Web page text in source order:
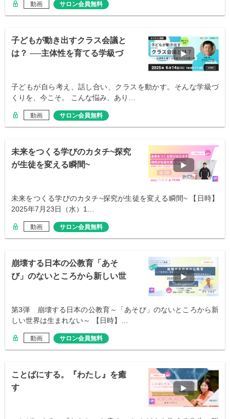
動画 サロン会員無料
子どもが動き出すクラス会議と
は？ ──主体性を育てる学級づ
子どもが自ら考え、話し合い、クラスを動かす。そんな学級づ
くりを、今こそ。 こんな悩み、あり…
動画 サロン会員無料
未来をつくる学びのカタチ~探究
が生徒を変える瞬間~
未来をつくる学びのカタチ~探究が生徒を変える瞬間~ 【日時】
2025年7月23日（水）1…
動画 サロン会員無料
崩壊する日本の公教育「あそ
び」のないところから新しい世
第3弾 崩壊する日本の公教育～「あそび」のないところから新
しい世界は生まれない～ 【日時】…
動画 サロン会員無料
ことばにする。『わたし』を癒
す